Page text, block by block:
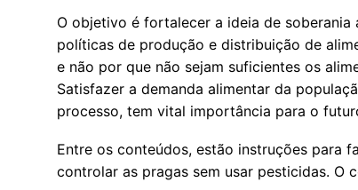
O objetivo é fortalecer a ideia de
políticas de produção e distribuição de
e não por que não sejam suficientes os
Satisfazer a demanda alimentar da
processo, tem vital importância para o
Entre os conteúdos, estão instruções para
controlar as pragas sem usar pesticidas. O